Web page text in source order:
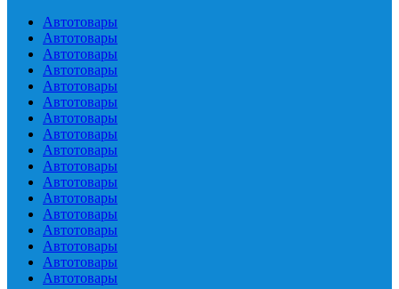
Автотовары
Автотовары
Автотовары
Автотовары
Автотовары
Автотовары
Автотовары
Автотовары
Автотовары
Автотовары
Автотовары
Автотовары
Автотовары
Автотовары
Автотовары
Автотовары
Автотовары